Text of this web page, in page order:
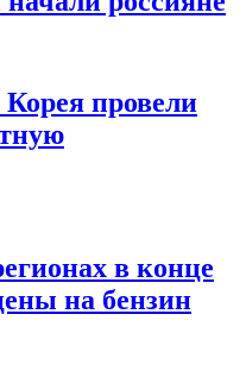
провели
в конце
на бензин